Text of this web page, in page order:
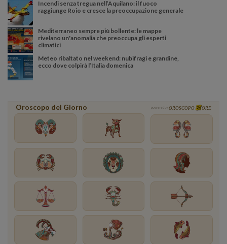
Incendi senza tregua nell’Aquilano: il fuoco
raggiunge Roio e cresce la preoccupazione generale
Mediterraneo sempre più bollente: le mappe
rivelano un'anomalia che preoccupa gli esperti
climatici
Meteo ribaltato nel weekend: nubifragi e grandine,
ecco dove colpirà l’Italia domenica
Oroscopo del Giorno powered by OROSCOPO ORE